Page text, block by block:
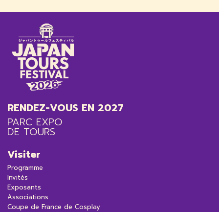
RENDEZ-VOUS EN 2027
PARC EXPO
DE TOURS
Visiter
Programme
Invités
Exposants
Associations
Coupe de France de Cosplay